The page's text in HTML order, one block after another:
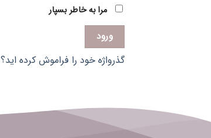
مرا به خاطر بسپار
ورود
گذرواژه خود را فراموش کرده اید؟